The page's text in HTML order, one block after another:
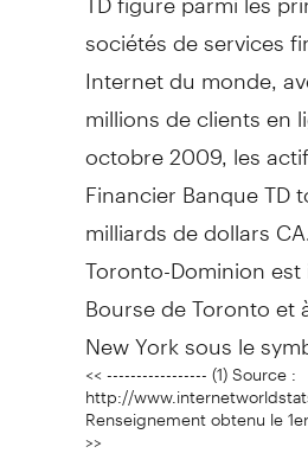
sociétés de services
Internet du monde,
millions de clients en
octobre 2009, les
Financier Banque TD
milliards de dollars
Toronto-Dominion
Bourse de Toronto et
New York sous le
<< ----------------- (1) Source :
http://
Renseignement obtenu le
>>